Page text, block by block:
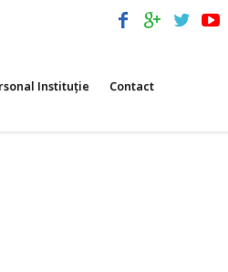
Instituție Contact